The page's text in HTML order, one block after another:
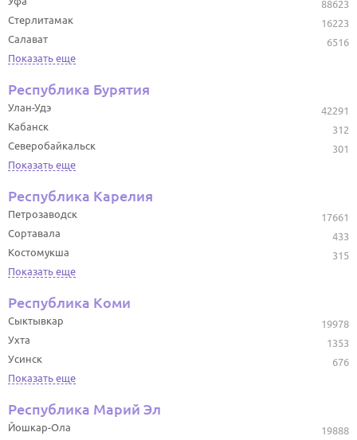
88623
16223
Стерлитамак
6516
Салават
Показать еще
Республика Бурятия
42291
Улан-Удэ
312
Кабанск
301
Северобайкальск
Показать еще
Республика Карелия
17661
Петрозаводск
433
Сортавала
315
Костомукша
Показать еще
Республика Коми
19978
Сыктывкар
1353
Ухта
676
Усинск
Показать еще
Республика Марий Эл
19888
Йошкар-Ола